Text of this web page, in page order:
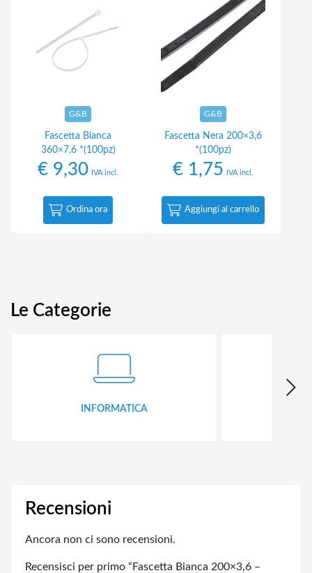
G&B
Fascetta Bianca
360×7,6 *(100pz)
€ 9,30 IVA incl.
Ordina ora
G&B
Fascetta Nera 200×3,6
*(100pz)
€ 1,75 IVA incl.
Aggiungi al carrello
Le Categorie
INFORMATICA
Recensioni
Ancora non ci sono recensioni.
Recensisci per primo “Fascetta Bianca 200×3,6 –